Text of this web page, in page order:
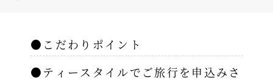
●こだわりポイント
●ティースタイルでご旅行を申込みさ